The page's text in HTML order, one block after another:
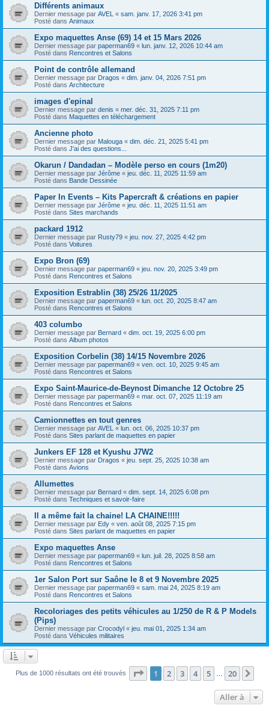
Différents animaux
Dernier message par AVEL « sam. janv. 17, 2026 3:41 pm
Posté dans Animaux
Expo maquettes Anse (69) 14 et 15 Mars 2026
Dernier message par paperman69 « lun. janv. 12, 2026 10:44 am
Posté dans Rencontres et Salons
Point de contrôle allemand
Dernier message par Dragos « dim. janv. 04, 2026 7:51 pm
Posté dans Architecture
images d'epinal
Dernier message par denis « mer. déc. 31, 2025 7:11 pm
Posté dans Maquettes en téléchargement
Ancienne photo
Dernier message par Malouga « dim. déc. 21, 2025 5:41 pm
Posté dans J'ai des questions...
Okarun / Dandadan – Modèle perso en cours (1m20)
Dernier message par Jérôme « jeu. déc. 11, 2025 11:59 am
Posté dans Bande Dessinée
Paper In Events – Kits Papercraft & créations en papier
Dernier message par Jérôme « jeu. déc. 11, 2025 11:51 am
Posté dans Sites marchands
packard 1912
Dernier message par Rusty79 « jeu. nov. 27, 2025 4:42 pm
Posté dans Voitures
Expo Bron (69)
Dernier message par paperman69 « jeu. nov. 20, 2025 3:49 pm
Posté dans Rencontres et Salons
Exposition Estrablin (38) 25/26 11/2025
Dernier message par paperman69 « lun. oct. 20, 2025 8:47 am
Posté dans Rencontres et Salons
403 columbo
Dernier message par Bernard « dim. oct. 19, 2025 6:00 pm
Posté dans Album photos
Exposition Corbelin (38) 14/15 Novembre 2026
Dernier message par paperman69 « ven. oct. 10, 2025 9:45 am
Posté dans Rencontres et Salons
Expo Saint-Maurice-de-Beynost Dimanche 12 Octobre 25
Dernier message par paperman69 « mar. oct. 07, 2025 11:19 am
Posté dans Rencontres et Salons
Camionnettes en tout genres
Dernier message par AVEL « lun. oct. 06, 2025 10:37 pm
Posté dans Sites parlant de maquettes en papier
Junkers EF 128 et Kyushu J7W2
Dernier message par Dragos « jeu. sept. 25, 2025 10:38 am
Posté dans Avions
Allumettes
Dernier message par Bernard « dim. sept. 14, 2025 6:08 pm
Posté dans Techniques et savoir-faire
Il a même fait la chaine! LA CHAINE!!!!!
Dernier message par Edy « ven. août 08, 2025 7:15 pm
Posté dans Sites parlant de maquettes en papier
Expo maquettes Anse
Dernier message par paperman69 « lun. juil. 28, 2025 8:58 am
Posté dans Rencontres et Salons
1er Salon Port sur Saône le 8 et 9 Novembre 2025
Dernier message par paperman69 « sam. mai 24, 2025 8:19 am
Posté dans Rencontres et Salons
Recoloriages des petits véhicules au 1/250 de R & P Models
(Pips)
Dernier message par Crocodyl « jeu. mai 01, 2025 1:34 am
Posté dans Véhicules militaires
Plus de 1000 résultats ont été trouvés Page 1sur20
1 2 3 4 5 20
Aller à